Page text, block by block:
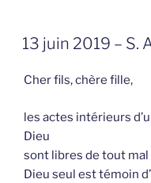
GEPLAATST
OP
13 juin 2019 – S.
Cher fils, chère fille,
les actes intérieurs
Dieu
sont libres de tout mal
Dieu seul est témoin